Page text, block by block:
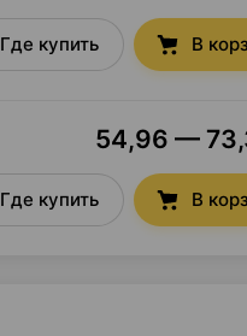
Где купить В
54,96 —
Где купить В